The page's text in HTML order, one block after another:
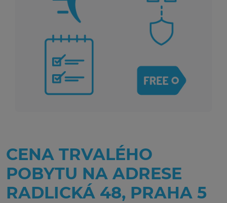
CENA TRVALÉHO
POBYTU NA ADRESE
RADLICKÁ 48, PRAHA 5